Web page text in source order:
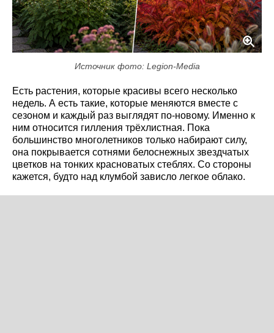
Источник фото: Legion-Media
Есть растения, которые красивы всего несколько
недель. А есть такие, которые меняются вместе с
сезоном и каждый раз выглядят по-новому. Именно к
ним относится гилления трёхлистная. Пока
большинство многолетников только набирают силу,
она покрывается сотнями белоснежных звездчатых
цветков на тонких красноватых стеблях. Со стороны
кажется, будто над клумбой зависло легкое облако.